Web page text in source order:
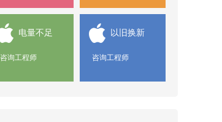
电量不足
咨询工程师
以旧换新
咨询工程师